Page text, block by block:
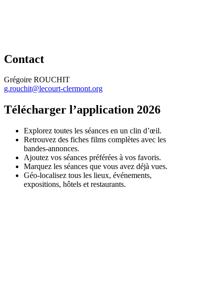
Contact
Grégoire ROUCHIT
g.rouchit@lecourt-clermont.org
Télécharger l’application 2026
Explorez toutes les séances en un clin d’œil.
Retrouvez des fiches films complètes avec les
bandes-annonces.
Ajoutez vos séances préférées à vos favoris.
Marquez les séances que vous avez déjà vues.
Géo-localisez tous les lieux, événements,
expositions, hôtels et restaurants.